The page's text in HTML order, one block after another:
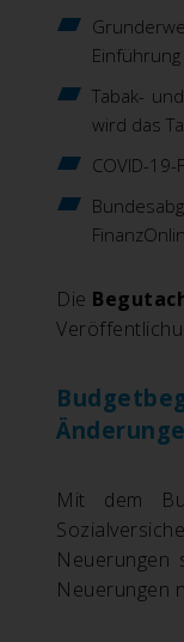
Tabak-
wird das
COVID-
Die
Mit dem
Neuerungen
Neuerungen